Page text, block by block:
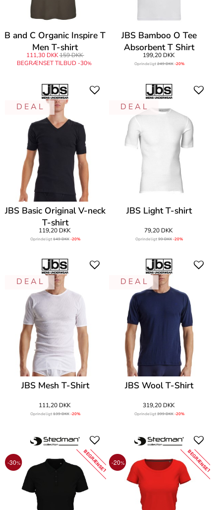
B and C Organic Inspire T
Men T-shirt
111,30 DKK159 DKK
BEGRÆNSET TILBUD -30%
JBS Bamboo O Tee
Absorbent T Shirt
199,20 DKK
Oprindeligt249 DKK -20%
D E A L
JBS Basic Original V-neck
T-shirt
119,20 DKK
Oprindeligt149 DKK -20%
D E A L
JBS Light T-shirt
79,20 DKK
Oprindeligt99 DKK-20%
D E A L
JBS Mesh T-Shirt
111,20 DKK
Oprindeligt139 DKK -20%
D E A L
JBS Wool T-Shirt
319,20 DKK
Oprindeligt399 DKK -20%
-30% BEGRÆNSET-20% BEGRÆNSET